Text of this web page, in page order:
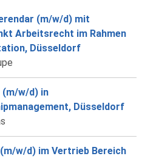
(m/w/d) mit
Arbeitsrecht im Rahmen
Düsseldorf
(m/w/d) in
Düsseldorf
w/d) im Vertrieb Bereich